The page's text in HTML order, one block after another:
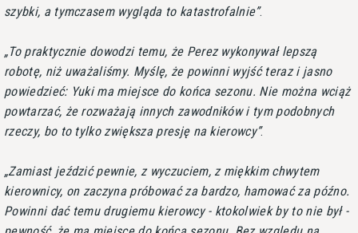
szybki, a tymczasem wygląda to katastrofalnie .
To praktycznie dowodzi temu, że Perez wykonywał lepszą
robotę, niż uważaliśmy. Myślę, że powinni wyjść teraz i jasno
powiedzieć: Yuki ma miejsce do końca sezonu. Nie można wciąż
powtarzać, że rozważają innych zawodników i tym podobnych
rzeczy, bo to tylko zwiększa presję na kierowcy .
Zamiast jeździć pewnie, z wyczuciem, z miękkim chwytem
kierownicy, on zaczyna próbować za bardzo, hamować za późno.
Powinni dać temu drugiemu kierowcy - ktokolwiek by to nie był -